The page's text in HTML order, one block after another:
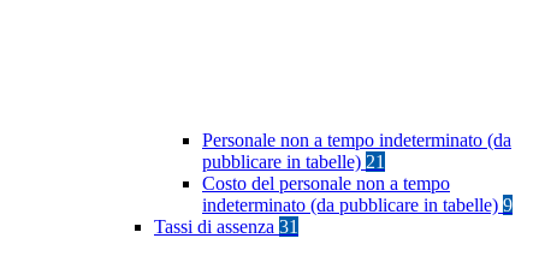
Personale non a tempo indeterminato (da
pubblicare in tabelle) 21
Costo del personale non a tempo
indeterminato (da pubblicare in tabelle) 9
Tassi di assenza 31